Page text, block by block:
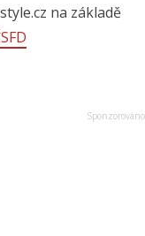
na základě